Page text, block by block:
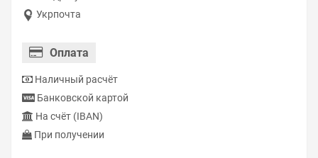
Укрпочта
Оплата
Наличный расчёт
Банковской картой
На счёт (IBAN)
При получении